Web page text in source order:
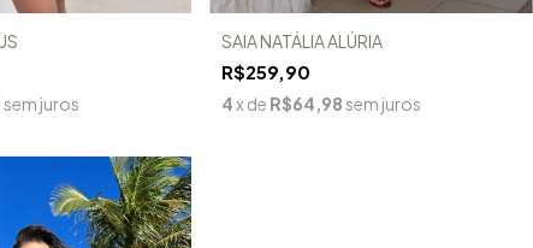
sem juros
SAIA NATÁLIA ALÚRIA
R$259,90
4x de R$64,98 sem juros